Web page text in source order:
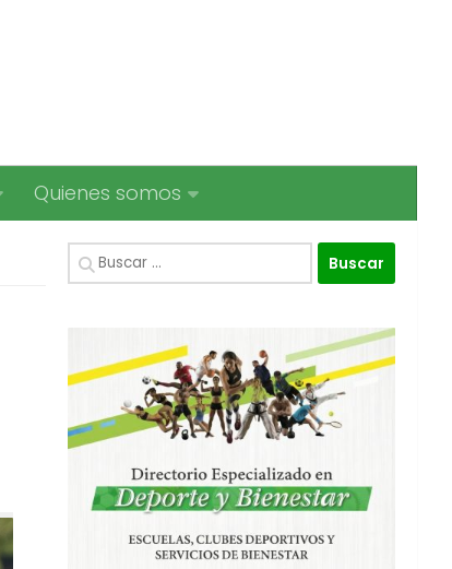
Quienes somos
Buscar: